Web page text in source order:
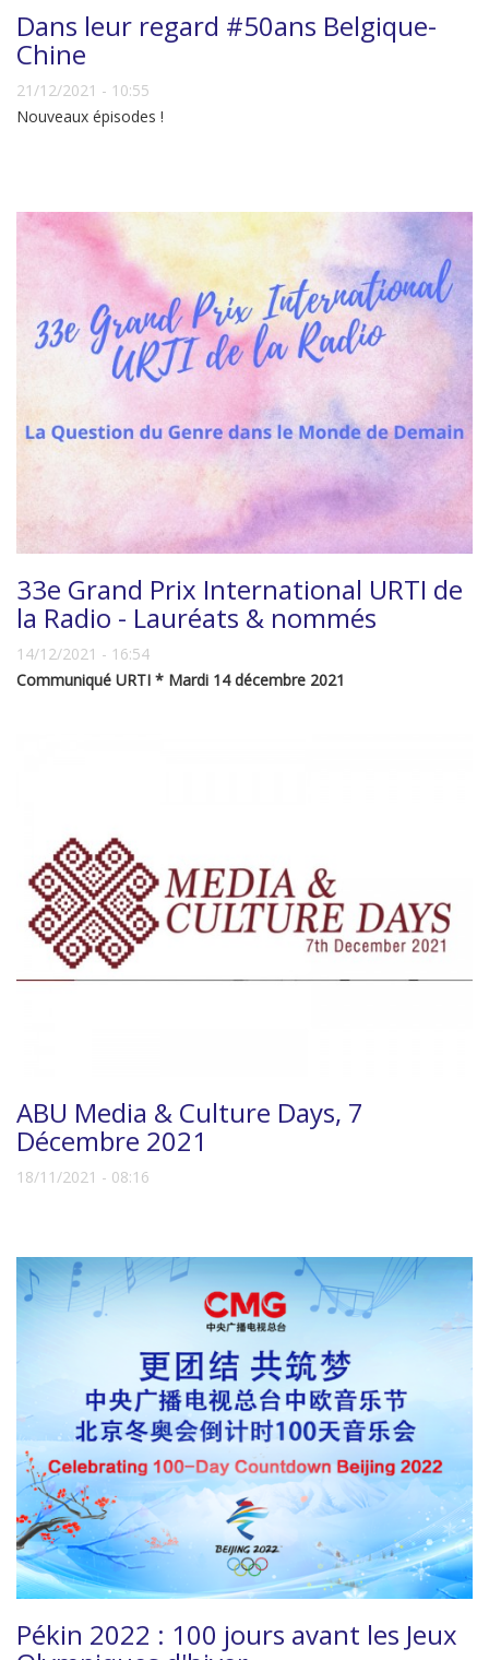
Dans leur regard #50ans Belgique-
Chine
21/12/2021 - 10:55
Nouveaux épisodes !
33e Grand Prix International URTI de
la Radio - Lauréats & nommés
14/12/2021 - 16:54
Communiqué URTI * Mardi 14 décembre 2021
ABU Media & Culture Days, 7
Décembre 2021
18/11/2021 - 08:16
Pékin 2022 : 100 jours avant les Jeux